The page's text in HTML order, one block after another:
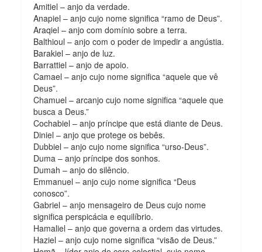
Amitiel – anjo da verdade.
Anapiel – anjo cujo nome significa “ramo de Deus”.
Araqiel – anjo com domínio sobre a terra.
Balthioul – anjo com o poder de impedir a angústia.
Barakiel – anjo de luz.
Barrattiel – anjo de apoio.
Camael – anjo cujo nome significa “aquele que vê
Deus”.
Chamuel – arcanjo cujo nome significa “aquele que
busca a Deus.”
Cochabiel – anjo príncipe que está diante de Deus.
Diniel – anjo que protege os bebês.
Dubbiel – anjo cujo nome significa “urso-Deus”.
Duma – anjo príncipe dos sonhos.
Dumah – anjo do silêncio.
Emmanuel – anjo cujo nome significa “Deus
conosco”.
Gabriel – anjo mensageiro de Deus cujo nome
significa perspicácia e equilíbrio.
Hamaliel – anjo que governa a ordem das virtudes.
Haziel – anjo cujo nome significa “visão de Deus.”